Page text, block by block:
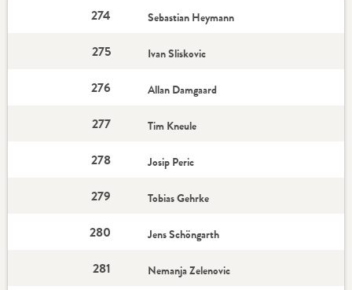
274 Sebastian Heymann
275 Ivan Sliskovic
276 Allan Damgaard
277 Tim Kneule
278 Josip Peric
279 Tobias Gehrke
280 Jens Schöngarth
281 Nemanja Zelenovic